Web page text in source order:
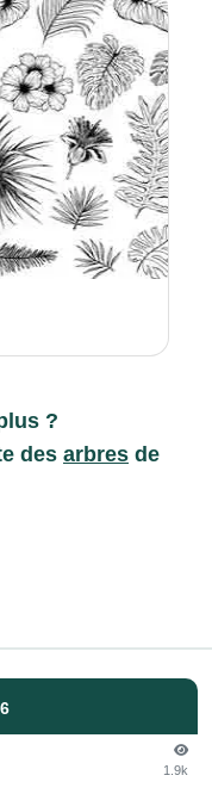
?
des arbres de
1.9k